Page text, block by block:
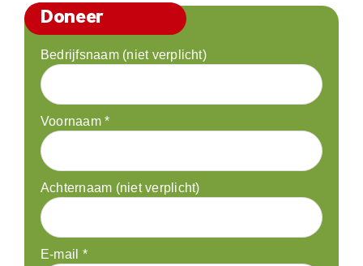
Doneer
Bedrijfsnaam (niet verplicht)
Voornaam*
Achternaam (niet verplicht)
E-mail *